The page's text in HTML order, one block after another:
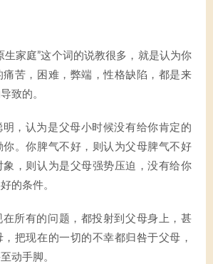
生家庭”这个词的说教很多，就是认为你
痛苦，困难，弊端，性格缺陷，都是来
致的。
明，认为是父母小时候没有给你肯定的
你。你脾气不好，则认为父母脾气不好
象，则认为是父母强势压迫，没有给你
的条件。
在所有的问题，都投射到父母身上，甚
把现在的一切的不幸都归咎于父母，
动手脚。